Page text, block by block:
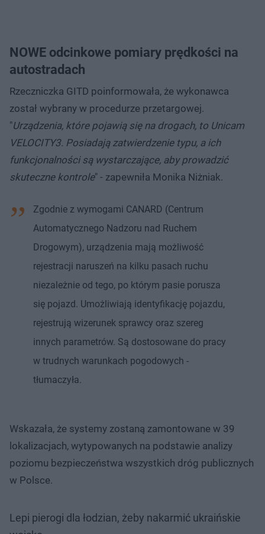
NOWE odcinkowe pomiary prędkości na
autostradach
Rzeczniczka GITD poinformowała, że wykonawca
został wybrany w procedurze przetargowej.
"Urządzenia, które pojawią się na drogach, to Unicam
VELOCITY3. Posiadają zatwierdzenie typu, a ich
funkcjonalności są wystarczające, aby prowadzić
skuteczne kontrole" - zapewniła Monika Niżniak.
Zgodnie z wymogami CANARD (Centrum
Automatycznego Nadzoru nad Ruchem
Drogowym), urządzenia mają możliwość
rejestracji naruszeń na kilku pasach ruchu
niezależnie od tego, po którym pasie porusza
się pojazd. Umożliwiają identyfikację pojazdu,
rejestrują wizerunek sprawcy oraz szereg
innych parametrów. Są dostosowane do pracy
w trudnych warunkach pogodowych -
tłumaczyła.
Wskazała, że systemy zostaną zamontowane w 39
lokalizacjach, wytypowanych na podstawie analizy
poziomu bezpieczeństwa wszystkich dróg publicznych
w Polsce.
Lepi pierogi dla łodzian, żeby nakarmić ukraińskie